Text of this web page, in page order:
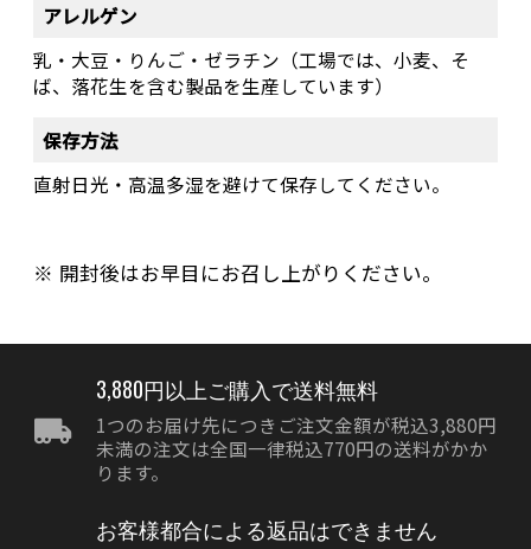
アレルゲン
乳・大豆・りんご・ゼラチン（工場では、小麦、そ
ば、落花生を含む製品を生産しています）
保存方法
直射日光・高温多湿を避けて保存してください。
開封後はお早目にお召し上がりください。
3,880円以上ご購入で送料無料
1つのお届け先につきご注文金額が税込3,880円
未満の注文は全国一律税込770円の送料がかか
ります。
お客様都合による返品はできません